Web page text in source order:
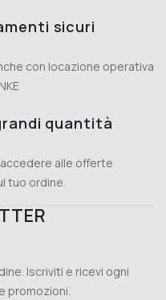
sicuri
con locazione operativa
quantità
alle offerte
tuo ordine.
Iscriviti e ricevi ogni
promozioni.